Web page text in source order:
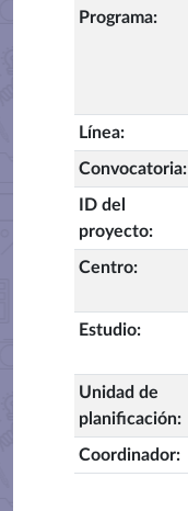
Programa:
Línea:
Convocatoria:
ID del
proyecto:
Centro:
Estudio:
Unidad de
planificación:
Coordinador: